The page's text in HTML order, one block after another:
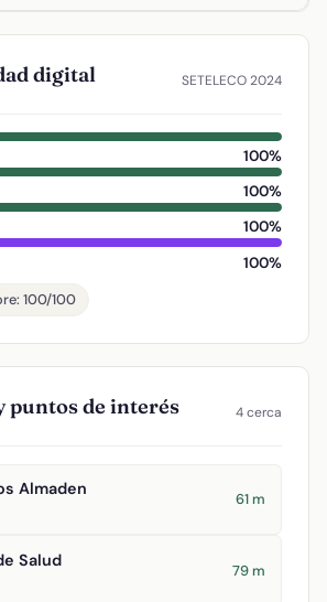
digital SETELECO 2024
100%
100%
100%
100%
100/100
puntos de interés 4 cerca
Almaden
61 m
Salud
79 m